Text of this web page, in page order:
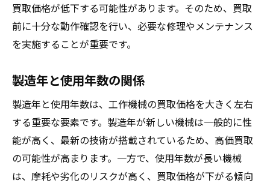
買取価格が低下する可能性があります。そのため、買取
前に十分な動作確認を行い、必要な修理やメンテナンス
を実施することが重要です。
製造年と使用年数の関係
製造年と使用年数は、工作機械の買取価格を大きく左右
する重要な要素です。製造年が新しい機械は一般的に性
能が高く、最新の技術が搭載されているため、高価買取
の可能性が高まります。一方で、使用年数が長い機械
は、摩耗や劣化のリスクが高く、買取価格が下がる傾向